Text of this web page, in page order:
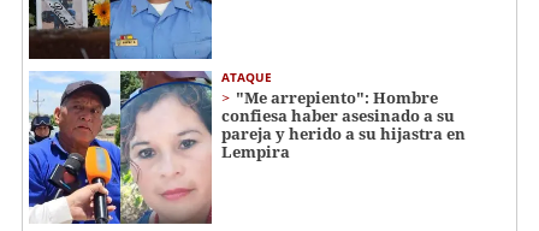
ATAQUE
"Me arrepiento": Hombre
confiesa haber asesinado a su
pareja y herido a su hijastra en
Lempira